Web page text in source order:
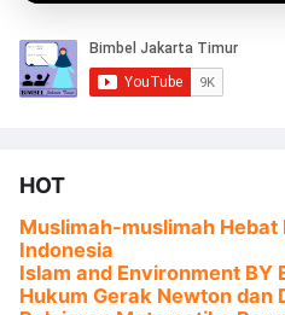
HOT
Muslimah-muslimah Hebat
Indonesia
Islam and Environment BY
Hukum Gerak Newton dan